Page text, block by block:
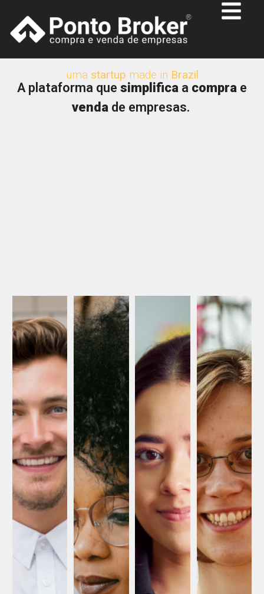
uma startup made in Brazil
A plataforma que simplifica a compra e
vendade empresas.